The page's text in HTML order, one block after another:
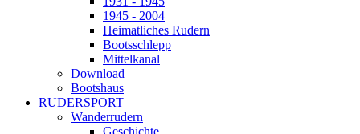
1945 - 2004
Heimatliches Rudern
Bootsschlepp
Mittelkanal
Download
Bootshaus
RUDERSPORT
Wanderrudern
Geschichte